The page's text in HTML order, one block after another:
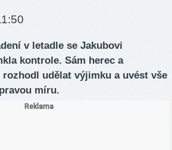
v letadle se Jakubovi
kontrole. Sám herec a
udělat výjimku a uvést vše
míru.